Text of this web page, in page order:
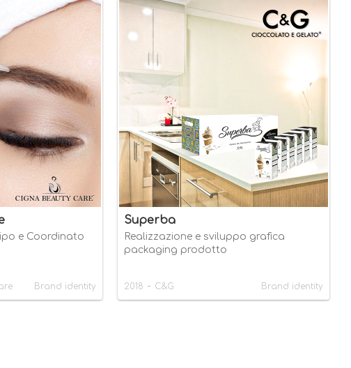
e Coordinato
Brand identity
Superba
Realizzazione e sviluppo grafica
packaging prodotto
2018 - C&G Brand identity